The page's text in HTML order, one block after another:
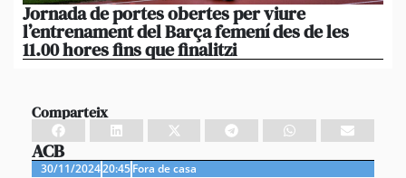
Jornada de portes obertes per viure
l’entrenament del Barça femení des de les
11.00 hores fins que finalitzi
Comparteix
ACB
30/11/202420:45Fora de casa